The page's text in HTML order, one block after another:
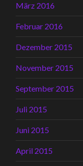
März 2016
Februar 2016
Dezember 2015
November 2015
September 2015
Juli 2015
Juni 2015
April 2015